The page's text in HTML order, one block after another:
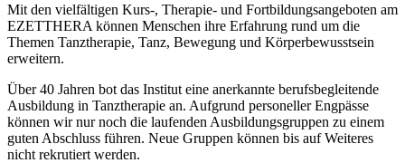
Mit den vielfältigen Kurs-, Therapie- und Fortbildungsangeboten am
EZETTHERA können Menschen ihre Erfahrung rund um die
Themen Tanztherapie, Tanz, Bewegung und Körperbewusstsein
erweitern.
Über 40 Jahren bot das Institut eine anerkannte berufsbegleitende
Ausbildung in Tanztherapie an. Aufgrund personeller Engpässe
können wir nur noch die laufenden Ausbildungsgruppen zu einem
guten Abschluss führen. Neue Gruppen können bis auf Weiteres
nicht rekrutiert werden.